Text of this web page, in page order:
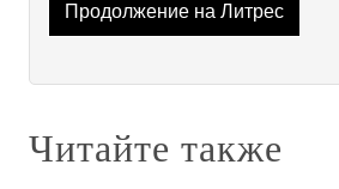
Продолжение на Литрес
Читайте также